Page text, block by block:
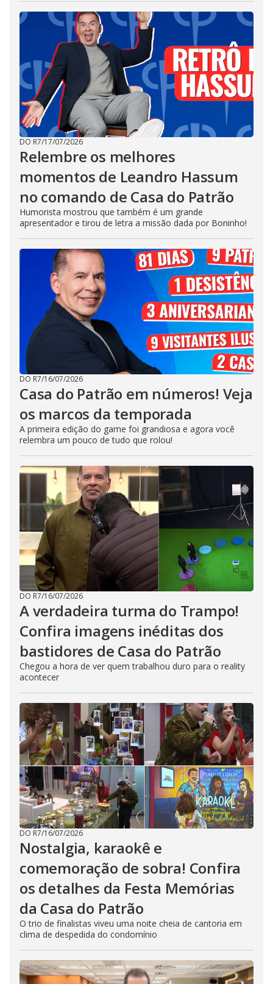
DO R7/17/07/2026
Relembre os melhores
momentos de Leandro Hassum
no comando de Casa do Patrão
Humorista mostrou que também é um grande
apresentador e tirou de letra a missão dada por Boninho!
DO R7/16/07/2026
Casa do Patrão em números! Veja
os marcos da temporada
A primeira edição do game foi grandiosa e agora você
relembra um pouco de tudo que rolou!
DO R7/16/07/2026
A verdadeira turma do Trampo!
Confira imagens inéditas dos
bastidores de Casa do Patrão
Chegou a hora de ver quem trabalhou duro para o reality
acontecer
DO R7/16/07/2026
Nostalgia, karaokê e
comemoração de sobra! Confira
os detalhes da Festa Memórias
da Casa do Patrão
O trio de finalistas viveu uma noite cheia de cantoria em
clima de despedida do condomínio